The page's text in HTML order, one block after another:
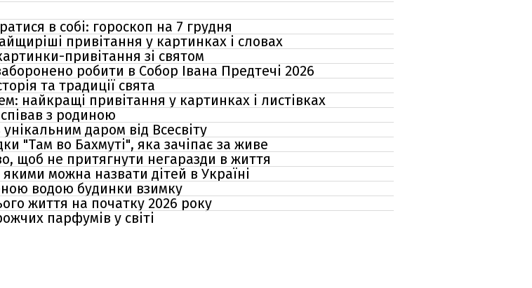
в собі: гороскоп на 7 грудня
привітання у картинках і словах
привітання зі святом
робити в Собор Івана Предтечі 2026
та традиції свята
найкращі привітання у картинках і листівках
з родиною
даром від Всесвіту
"Там во Бахмуті", яка зачіпає за живе
щоб не притягнути негаразди в життя
можна назвати дітей в Україні
водою будинки взимку
життя на початку 2026 року
парфумів у світі